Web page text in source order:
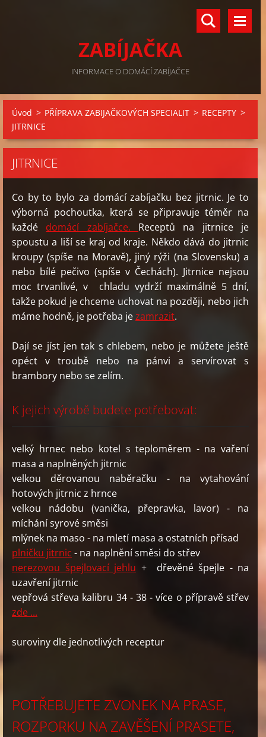
ZABÍJAČKA
INFORMACE O DOMÁCÍ ZABÍJAČCE
Úvod > PŘÍPRAVA ZABIJAČKOVÝCH SPECIALIT > RECEPTY >
JITRNICE
JITRNICE
Co by to bylo za domácí zabíjačku bez jitrnic. Je to
výborná pochoutka, která se připravuje téměr na
každé domácí zabíjačce. Receptů na jitrnice je
spoustu a liší se kraj od kraje. Někdo dává do jitrnic
kroupy (spíše na Moravě), jiný rýži (na Slovensku) a
nebo bílé pečivo (spíše v Čechách). Jitrnice nejsou
moc trvanlivé, v chladu vydrží maximálně 5 dní,
takže pokud je chceme uchovat na později, nebo jich
máme hodně, je potřeba jezamrazit.
Dají se jíst jen tak s chlebem, nebo je můžete ještě
opéct v troubě nebo na pánvi a servírovat s
brambory nebo se zelím.
K jejich výrobě budete potřebovat:
velký hrnec nebo kotel s teploměrem - na vaření
masa a naplněných jitrnic
velkou děrovanou naběračku - na vytahování
hotových jitrnic z hrnce
velkou nádobu (vanička, přepravka, lavor) - na
míchání syrové směsi
mlýnek na maso - na mletí masa a ostatních přísad
plničku jitrnic - na naplnění směsi do střev
nerezovou špejlovací jehlu + dřevěné špejle - na
uzavření jitrnic
vepřová střeva kalibru 34 - 38 - více o přípravě střev
zde ...
suroviny dle jednotlivých receptur
POTŘEBUJETE ZVONEK NA PRASE,
ROZPORKU NA ZAVĚŠENÍ PRASETE,